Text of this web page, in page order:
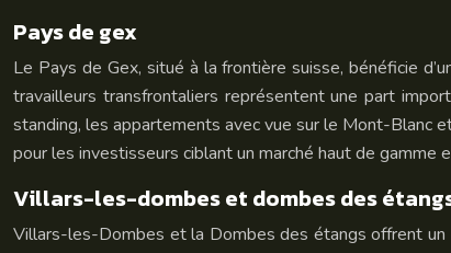
Pays de gex
Le Pays de Gex, situé à la frontière suisse, bénéficie
travailleurs transfrontaliers représentent une part
standing, les appartements avec vue sur le Mont-Blanc
pour les investisseurs ciblant un marché haut de gamme
Villars-les-dombes et dombes des
Villars-les-Dombes et la Dombes des étangs offrent